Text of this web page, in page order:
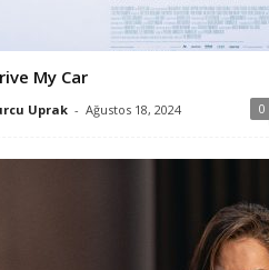
My Car
Uprak - Ağustos 18, 2024 0